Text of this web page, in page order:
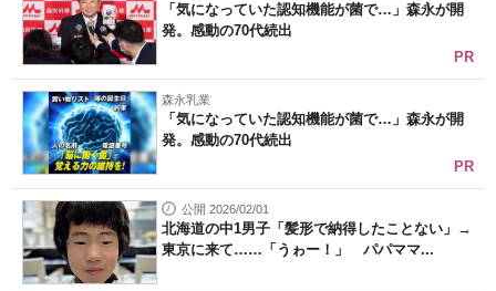
「気になっていた認知機能が菌で…」森永が開
発。感動の70代続出
PR
森永乳業
「気になっていた認知機能が菌で…」森永が開
発。感動の70代続出
PR
公開 2026/02/01
北海道の中1男子「髪形で納得したことない」→
東京に来て……「うゎー！」 パパママ...